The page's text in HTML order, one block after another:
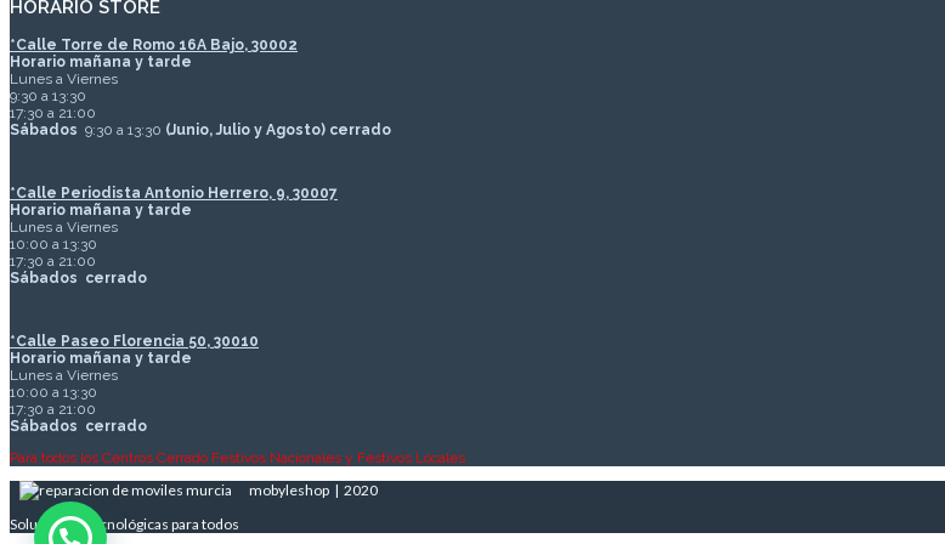
HORARIO STORE
*Calle Torre de Romo 16A Bajo, 30002
Horario mañana y tarde
Lunes a Viernes
9:30 a 13:30
17:30 a 21:00
Sábados 9:30 a 13:30 (Junio, Julio y Agosto) cerrado
*Calle Periodista Antonio Herrero, 9, 30007
Horario mañana y tarde
Lunes a Viernes
10:00 a 13:30
17:30 a 21:00
Sábados cerrado
*Calle Paseo Florencia 50, 30010
Horario mañana y tarde
Lunes a Viernes
10:00 a 13:30
17:30 a 21:00
Sábados cerrado
Para todos los Centros Cerrado Festivos Nacionales y Festivos Locales
mobyleshop | 2020
Soluciones Tecnológicas para todos